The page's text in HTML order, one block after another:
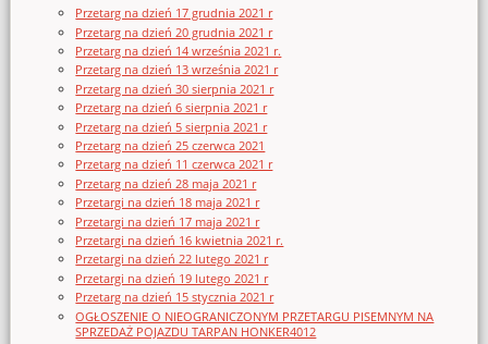
Przetarg na dzień 17 grudnia 2021 r
Przetarg na dzień 20 grudnia 2021 r
Przetarg na dzień 14 września 2021 r.
Przetarg na dzień 13 września 2021 r
Przetarg na dzień 30 sierpnia 2021 r
Przetarg na dzień 6 sierpnia 2021 r
Przetarg na dzień 5 sierpnia 2021 r
Przetarg na dzień 25 czerwca 2021
Przetarg na dzień 11 czerwca 2021 r
Przetarg na dzień 28 maja 2021 r
Przetargi na dzień 18 maja 2021 r
Przetargi na dzień 17 maja 2021 r
Przetargi na dzień 16 kwietnia 2021 r.
Przetargi na dzień 22 lutego 2021 r
Przetargi na dzień 19 lutego 2021 r
Przetarg na dzień 15 stycznia 2021 r
OGŁOSZENIE O NIEOGRANICZONYM PRZETARGU PISEMNYM NA
SPRZEDAŻ POJAZDU TARPAN HONKER4012